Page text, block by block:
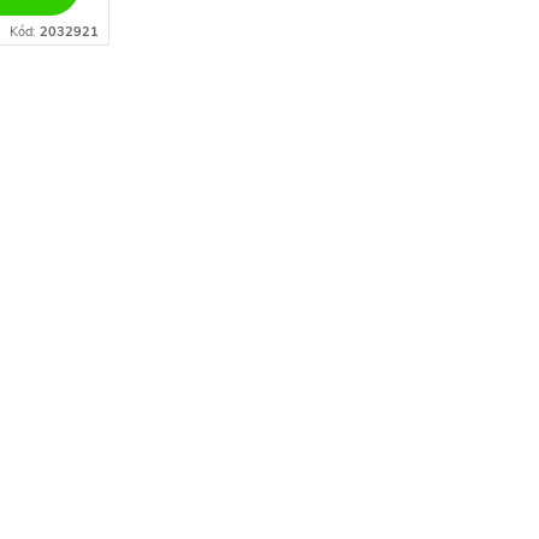
Kód: 2032921